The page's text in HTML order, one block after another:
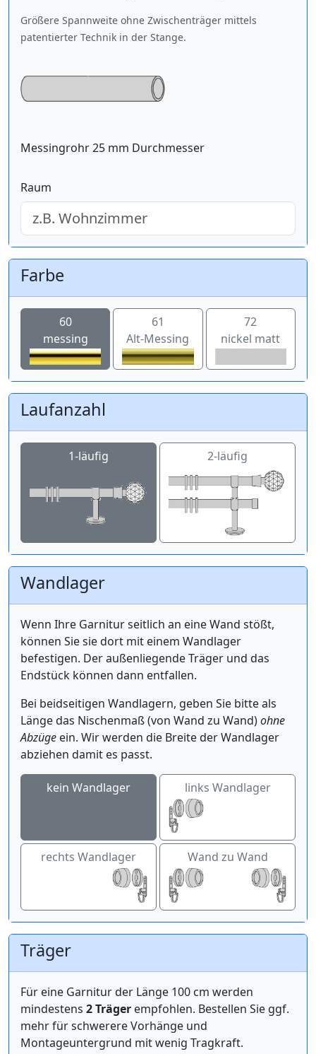
Größere Spannweite ohne Zwischenträger mittels
patentierter Technik in der Stange.
Messingrohr 25 mm Durchmesser
Raum
Farbe
60
messing
61
Alt-Messing
72
nickel matt
Laufanzahl
1-läufig 2-läufig
Wandlager
Wenn Ihre Garnitur seitlich an eine Wand stößt,
können Sie sie dort mit einem Wandlager
befestigen. Der außenliegende Träger und das
Endstück können dann entfallen.
Bei beidseitigen Wandlagern, geben Sie bitte als
Länge das Nischenmaß (von Wand zu Wand)ohne
Abzüge ein. Wir werden die Breite der Wandlager
abziehen damit es passt.
kein Wandlager links Wandlager
rechts Wandlager Wand zu Wand
Träger
Für eine Garnitur der Länge 100 cm werden
mindestens 2 Träger empfohlen. Bestellen Sie ggf.
mehr für schwerere Vorhänge und
Montageuntergrund mit wenig Tragkraft.